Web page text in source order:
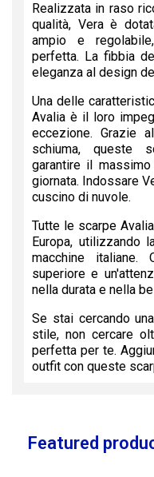
Realizzata in raso
qualità, Vera è
ampio e
perfetta. La fibbia
eleganza al design
Una delle
Avalia è il loro
eccezione. Grazie
schiuma, queste
garantire il
giornata. Indossare
cuscino di nuvole.
Tutte le scarpe
Europa, utilizzando
macchine italiane.
superiore e
nella durata e nella
Se stai cercando
stile, non cercare
perfetta per te.
outfit con queste
Featured